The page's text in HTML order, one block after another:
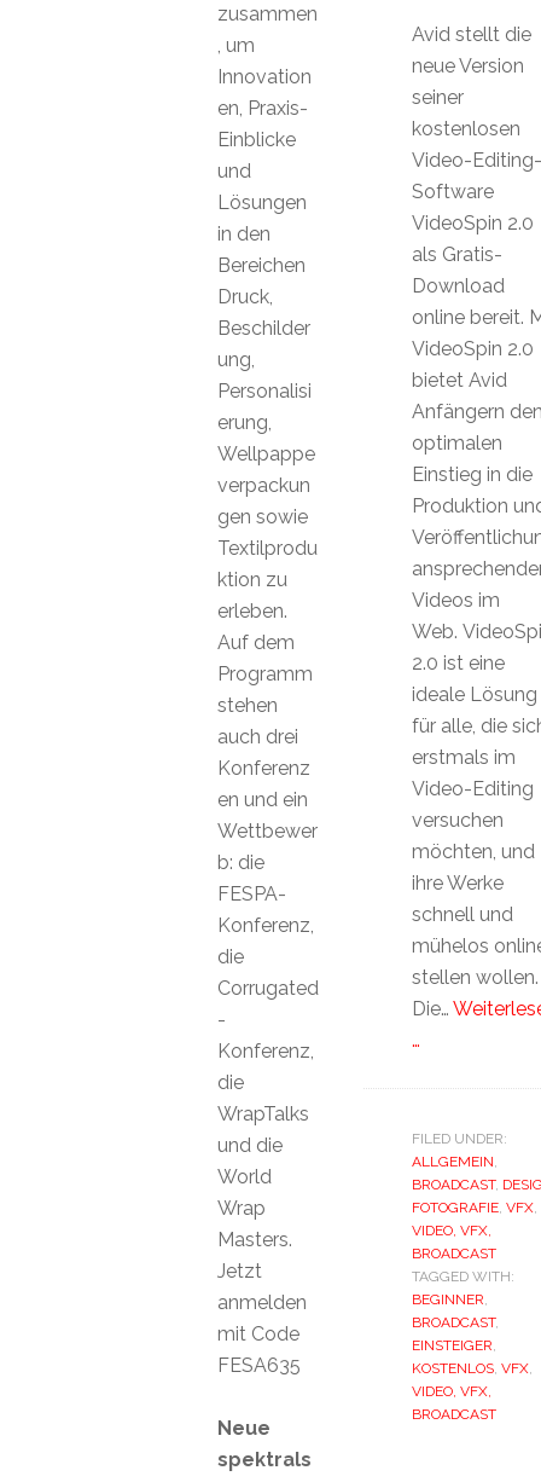
Avid stellt die
neue Version
seiner
kostenlosen
Video-Editing-
Software
VideoSpin 2.0
als Gratis-
Download
online bereit.
VideoSpin 2.0
bietet Avid
Anfängern
optimalen
Einstieg in die
Produktion
Videos im
Web.
2.0 ist eine
ideale Lösung
für alle, die
erstmals im
Video-Editing
versuchen
möchten, und
ihre Werke
schnell und
mühelos
stellen wollen.
Die…
…
FILED UNDER:
ALLGEMEIN,
BROADCAST,
FOTOGRAFIE, VFX,
VIDEO, VFX,
BROADCAST
TAGGED WITH:
BEGINNER,
BROADCAST,
EINSTEIGER,
KOSTENLOS, VFX,
VIDEO, VFX,
BROADCAST
zusammen
, um
Innovation
en, Praxis-
Einblicke
und
Lösungen
in den
Bereichen
Druck,
Beschilder
ung,
Personalisi
erung,
Wellpappe
verpackun
gen sowie
Textilprodu
ktion zu
erleben.
Auf dem
Programm
stehen
auch drei
Konferenz
en und ein
Wettbewer
b: die
FESPA-
Konferenz,
die
Corrugated
-
Konferenz,
die
WrapTalks
und die
World
Wrap
Masters.
Jetzt
anmelden
mit Code
FESA635
Neue
spektrals